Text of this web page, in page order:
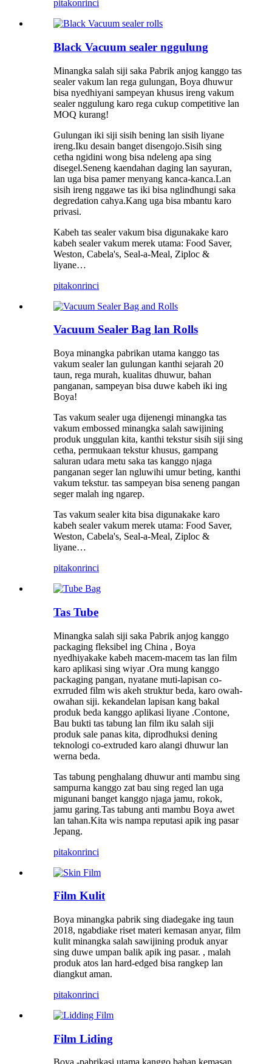
pitakonrinci
Black Vacuum sealer nggulung
Minangka salah siji saka Pabrik anjog kanggo tas
sealer vakum lan rega gulungan, Boya dhuwur
bisa nyedhiyani sampeyan khusus ireng vakum
sealer nggulung karo rega cukup competitive lan
MOQ kurang!
Gulungan iki siji sisih bening lan sisih liyane
ireng.Iku desain banget disengojo.Sisih sing
cetha ngidini wong bisa ndeleng apa sing
disegel.Seneng kaendahan daging lan sayuran,
lan uga bisa pamer menyang kanca-kanca.Lan
sisih ireng nggawe tas iki bisa nglindhungi saka
degredation cahya.Kang uga bisa mbantu karo
privasi.
Kabeh tas sealer vakum bisa digunakake karo
kabeh sealer vakum merek utama: Food Saver,
Weston, Cabela's, Seal-a-Meal, Ziploc &
liyane…
pitakonrinci
Vacuum Sealer Bag lan Rolls
Boya minangka pabrikan utama kanggo tas
vakum sealer lan gulungan kanthi sejarah 20
taun, rega murah, kualitas dhuwur, bahan
panganan, sampeyan bisa duwe kabeh iki ing
Boya!
Tas vakum sealer uga dijenengi minangka tas
vakum embossed minangka salah sawijining
produk unggulan kita, kanthi tekstur sisih siji sing
cetha, permukaan tekstur khusus, gampang
saluran udara metu saka tas kanggo njaga
panganan seger lan ngluwihi umur beting, kanthi
vakum tekstur. tas sampeyan bisa seneng pangan
seger malah ing ngarep.
Tas vakum sealer kita bisa digunakake karo
kabeh sealer vakum merek utama: Food Saver,
Weston, Cabela's, Seal-a-Meal, Ziploc &
liyane…
pitakonrinci
Tas Tube
Minangka salah siji saka Pabrik anjog kanggo
packaging fleksibel ing China , Boya
nyedhiyakake kabeh macem-macem tas lan film
karo aplikasi sing wiyar .Ora mung kanggo
packaging pangan, nyatane muti-lapisan co-
exrruded film wis akeh struktur beda, karo owah-
owahan siji. kekandelan lapisan kang bakal
produk beda kanggo aplikasi liyane .Contone,
Bau bukti tas tabung lan film iku salah siji
produk sale panas kita, diprodhuksi dening
teknologi co-extruded karo alangi dhuwur lan
werna beda.
Tas tabung penghalang dhuwur anti mambu sing
sampurna kanggo zat bau sing reged lan uga
migunani banget kanggo njaga jamu, rokok,
jamu garing.Tas tabung anti mambu Boya awet
lan tahan.Kita wis nampa reputasi apik ing pasar
Jepang.
pitakonrinci
Film Kulit
Boya minangka pabrik sing diadegake ing taun
2018, ngabdiake riset materi kemasan anyar, film
kulit minangka salah sawijining produk anyar
sing duwe umpan balik apik ing pasar. , malah
produk atos lan hard-edged bisa rangkep lan
diangkut aman.
pitakonrinci
Film Liding